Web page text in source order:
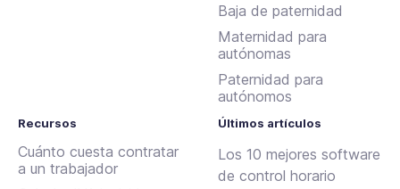
Baja de paternidad
Maternidad para
autónomas
Paternidad para
autónomos
Recursos
Cuánto cuesta contratar
a un trabajador
Últimos artículos
Los 10 mejores software
de control horario